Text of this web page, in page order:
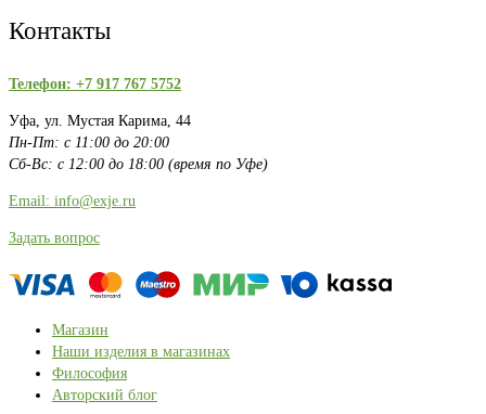
Контакты
Телефон: +7 917 767 5752
Уфа, ул. Мустая Карима, 44
Пн-Пт: с 11:00 до 20:00
Сб-Вс: с 12:00 до 18:00 (время по Уфе)
Email: info@exje.ru
Задать вопрос
Магазин
Наши изделия в магазинах
Философия
Авторский блог